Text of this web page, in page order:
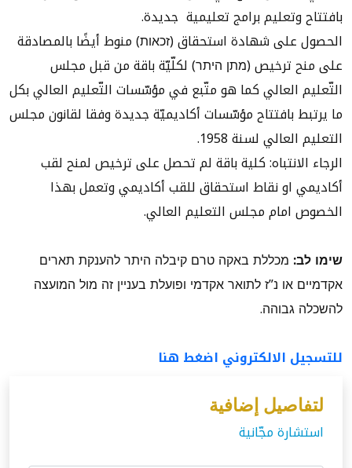
بافتتاح وتعليم برامج تعليمية جديدة.
الحصول على شهادة استحقاق (זכאות) منوط أيضًا بالمصادقة
على منح ترخيص (מתן היתר) لكلّيّة باقة من قبل مجلس
التّعليم العالي كما هو متّبع في مؤسّسات التّعليم العالي بكل
ما يرتبط بافتتاح مؤسّسات أكاديميّة جديدة وفقا لقانون مجلس
التعليم العالي لسنة 1958.
الرجاء الانتباه: كلية باقة لم تحصل على ترخيص لمنح لقب
أكاديمي او نقاط استحقاق للقب أكاديمي وتعمل بهذا
الخصوص امام مجلس التعليم العالي.
שימו לב: מכללת באקה טרם קיבלה היתר להענקת תארים
אקדמיים או נ”ז לתואר אקדמי ופועלת בעניין זה מול המועצה
להשכלה גבוהה.
للتسجيل الالكتروني اضغط هنا
لتفاصيل إضافية
استشارة مجّانية